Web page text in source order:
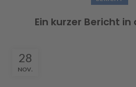
Ein kurzer Bericht in
28
NOV.